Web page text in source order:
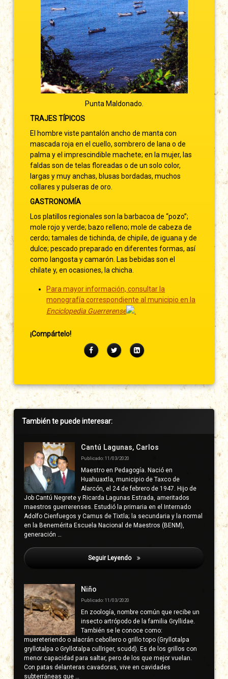
Punta Maldonado.
TRAJES TÍPICOS
El hombre viste pantalón ancho de manta con
mascada roja en el cuello, sombrero de lana o de
palma y el imprescindible machete; en la mujer, las
faldas son de telas floreadas o de un solo color,
largas y muy anchas, blusas bordadas, muchos
collares y pulseras de oro.
GASTRONOMÍA
Los platillos regionales son la barbacoa de “pozo”;
mole rojo y verde; bazo relleno; mole de cabeza de
cerdo; tamales de tichinda, de chipile, de iguana y de
dulce; pescado preparado en diferentes formas, así
como langosta y camarón. Las bebidas son el
chilate y, en ocasiones, la chicha.
Para mayor información, consultar la
monografía correspondiente al municipio en la
Enciclopedia Guerrerense
¡Compártelo!
FacebookTwitterLinkedIn
Barra
derecha
También te puede interesar:
Cantú Lagunas, Carlos
Publicado: 11/03/2020
Maestro en Pedagogía. Nació en
Huahuaxtla, municipio de Taxco de
Alarcón, el 24 de febrero de 1947. Hijo de
Job Cantú Negrete y Ricarda Lagunas Estrada, ameritados
maestros guerrerenses. Estudió la primaria en el Internado
Adolfo Cienfuegos y Camus de Tixtla; la secundaria y la normal
en la Benemérita Escuela Nacional de Maestros (BENM),
generación …
Seguir Leyendo Cuajinicuilapa
Niño
Publicado: 11/03/2020
En zoología, nombre común que recibe un
insecto artrópodo de la familia Gryllidae.
También se le conoce como:
muereteriendo o alacrán cebollero o grillo topo (Gryllotalpa
gryllotalpa o Gryllotalpa cullriger, scudd). Es de los grillos con
menor capacidad para saltar, pero de los que mejor vuelan.
Con patas delanteras cavadoras, vive en cavidades
subterráneas que …